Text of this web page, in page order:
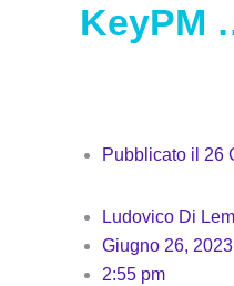
KeyPM
Pubblicato il 26
Ludovico Di
Giugno 26, 2023
2:55 pm